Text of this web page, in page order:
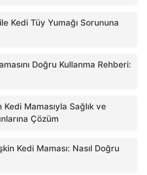
Kedi Tüy Yumağı Sorununa
Doğru Kullanma Rehberi:
Mamasıyla Sağlık ve
Çözüm
Kedi Maması: Nasıl Doğru